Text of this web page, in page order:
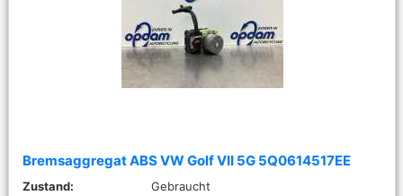
Bremsaggregat ABS VW Golf VII 5G 5Q0614517EE
Zustand:
Gebraucht